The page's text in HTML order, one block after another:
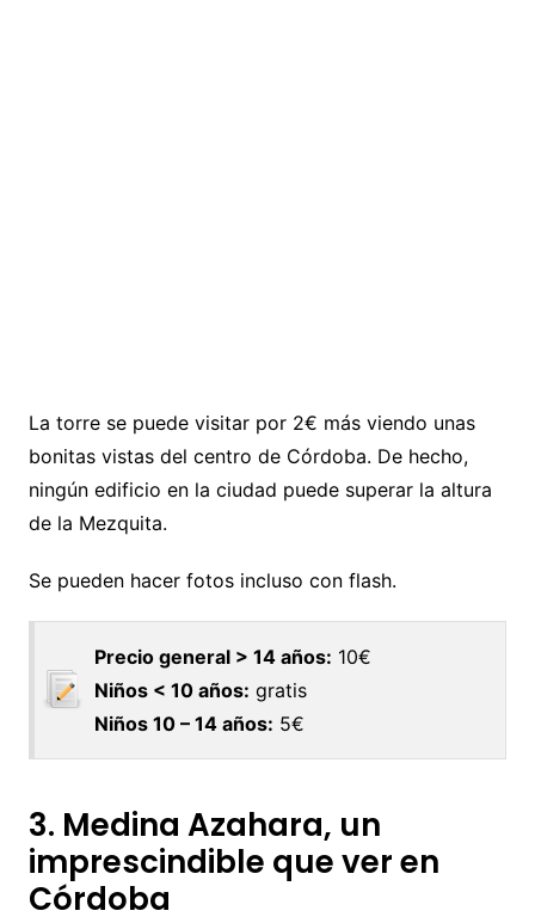
La torre se puede visitar por 2€ más viendo unas
bonitas vistas del centro de Córdoba. De hecho,
ningún edificio en la ciudad puede superar la altura
de la Mezquita.
Se pueden hacer fotos incluso con flash.
Precio general > 14 años: 10€
Niños < 10 años: gratis
Niños 10 – 14 años: 5€
3. Medina Azahara, un
imprescindible que ver en
Córdoba